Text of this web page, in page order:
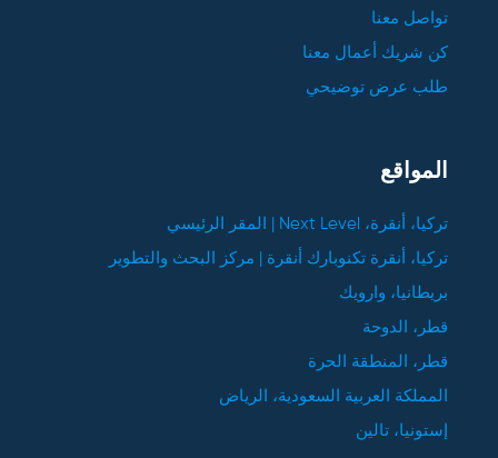
تواصل معنا
كن شريك أعمال معنا
طلب عرض توضيحي
المواقع
تركيا، أنقرة، Next Level | المقر الرئيسي
تركيا، أنقرة تكنوبارك أنقرة | مركز البحث والتطوير
بريطانيا، وارويك
قطر، الدوحة
قطر، المنطقة الحرة
المملكة العربية السعودية، الرياض
إستونيا، تالين